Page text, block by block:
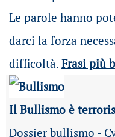
Le parole hanno
darci la forza
difficoltà. Frasi più
Il Bullismo è
Dossier bullismo -